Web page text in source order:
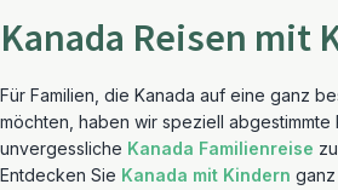
Kanada Reisen mit
Für Familien, die Kanada auf eine ganz
möchten, haben wir speziell abgestimmte
unvergessliche Kanada Familienreise
Entdecken Sie Kanada mit Kindern